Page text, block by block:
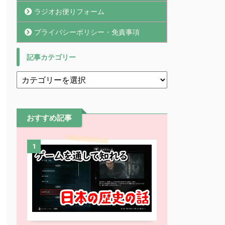
ラジオお便りフォーム
プライバシーポリシー・免責事項
記事カテゴリー
おすすめ記事
1